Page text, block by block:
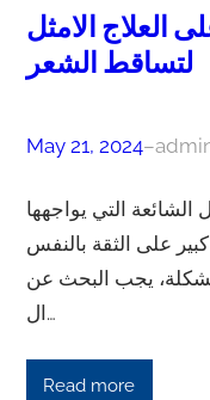
العلاج الامثل
لتساقط الشعر
May 21, 2024–
التي يواجهها
على الثقة بالنفس
يجب البحث عن
ال…
Read more